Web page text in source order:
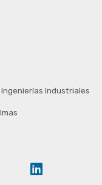
Industriales